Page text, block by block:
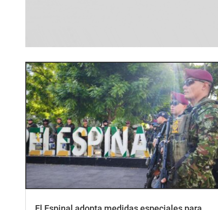
El Espinal adopta medidas especiales para